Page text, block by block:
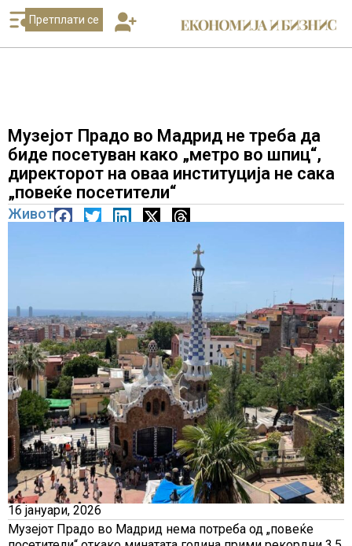
Претплати се
Музејот Прадо во Мадрид не треба да
биде посетуван како „метро во шпиц“,
директорот на оваа институција не сака
„повеќе посетители“
Живот
16 јануари, 2026
Музејот Прадо во Мадрид нема потреба од „повеќе